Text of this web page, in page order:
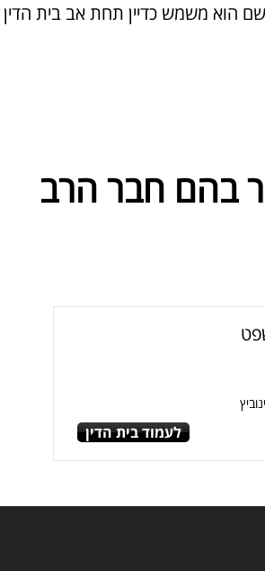
שם הוא משמש כדיין תחת אב בית הדין
בהם חבר הרב
לעמוד בית הדין